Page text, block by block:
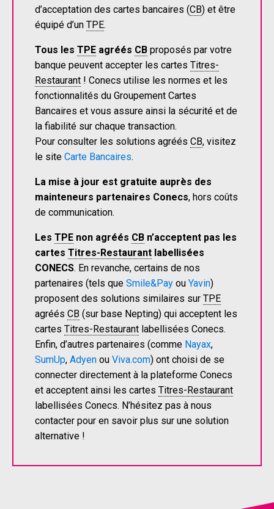
d’acceptation des cartes bancaires (CB) et être
équipé d’un TPE.
Tous les TPE agréés CB proposés par votre
banque peuvent accepter les cartes Titres-
Restaurant ! Conecs utilise les normes et les
fonctionnalités du Groupement Cartes
Bancaires et vous assure ainsi la sécurité et de
la fiabilité sur chaque transaction.
Pour consulter les solutions agréés CB, visitez
le site Carte Bancaires.
La mise à jour est gratuite auprès des
mainteneurs partenaires Conecs, hors coûts
de communication.
Les TPE non agréés CB n’acceptent pas les
cartes Titres-Restaurant labellisées
CONECS. En revanche, certains de nos
partenaires (tels que Smile&Pay ou Yavin)
proposent des solutions similaires sur TPE
agréés CB (sur base Nepting) qui acceptent les
cartes Titres-Restaurant labellisées Conecs.
Enfin, d’autres partenaires (comme Nayax,
SumUp, Adyen ou Viva.com) ont choisi de se
connecter directement à la plateforme Conecs
et acceptent ainsi les cartes Titres-Restaurant
labellisées Conecs. N’hésitez pas à nous
contacter pour en savoir plus sur une solution
alternative !